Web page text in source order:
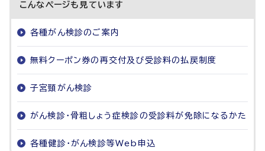
こんなページも見ています
各種がん検診のご案内
無料クーポン券の再交付及び受診料の払戻制度
子宮頸がん検診
がん検診・骨粗しょう症検診の受診料が免除になるかた
各種健診・がん検診等Web申込